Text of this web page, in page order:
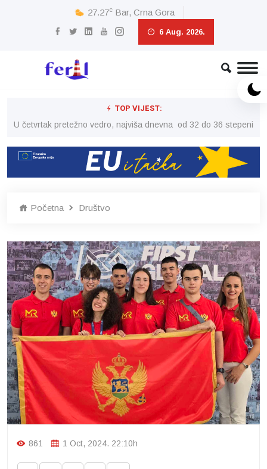
27.27c Bar, Crna Gora
6 Aug. 2026.
TOP VIJEST:
U četvrtak pretežno vedro, najviša dnevna od 32 do 36 stepeni
Početna Društvo
861 1 Oct, 2024. 22:10h